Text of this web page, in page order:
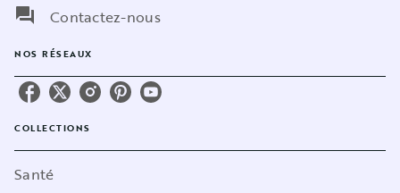
question_answer
Contactez-nous
NOS RÉSEAUX
COLLECTIONS
Santé